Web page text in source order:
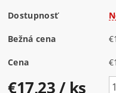
Dostupnosť
Bežná cena
Cena
€17,23/ ks